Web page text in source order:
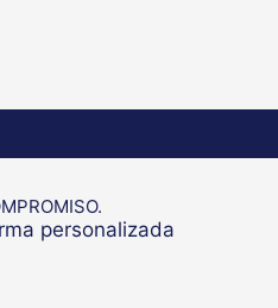
personalizada